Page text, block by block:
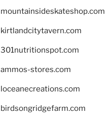
mountainsideskateshop.com
kirtlandcitytavern.com
301nutritionspot.com
ammos-stores.com
loceanecreations.com
birdsongridgefarm.com